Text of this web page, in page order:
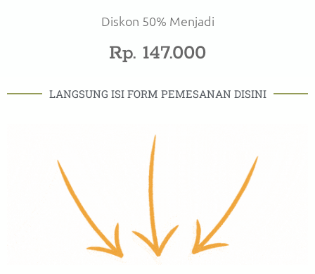
Diskon 50% Menjadi
Rp. 147.000
LANGSUNG ISI FORM PEMESANAN DISINI